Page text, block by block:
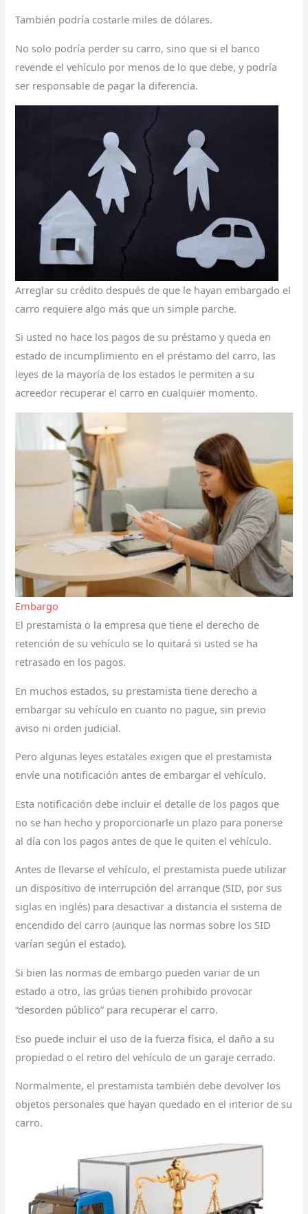
También podría costarle miles de dólares.
No solo podría perder su carro, sino que si el banco
revende el vehículo por menos de lo que debe, y podría
ser responsable de pagar la diferencia.
Arreglar su crédito después de que le hayan embargado el
carro requiere algo más que un simple parche.
Si usted no hace los pagos de su préstamo y queda en
estado de incumplimiento en el préstamo del carro, las
leyes de la mayoría de los estados le permiten a su
acreedor recuperar el carro en cualquier momento.
Embargo
El prestamista o la empresa que tiene el derecho de
retención de su vehículo se lo quitará si usted se ha
retrasado en los pagos.
En muchos estados, su prestamista tiene derecho a
embargar su vehículo en cuanto no pague, sin previo
aviso ni orden judicial.
Pero algunas leyes estatales exigen que el prestamista
envíe una notificación antes de embargar el vehículo.
Esta notificación debe incluir el detalle de los pagos que
no se han hecho y proporcionarle un plazo para ponerse
al día con los pagos antes de que le quiten el vehículo.
Antes de llevarse el vehículo, el prestamista puede utilizar
un dispositivo de interrupción del arranque (SID, por sus
siglas en inglés) para desactivar a distancia el sistema de
encendido del carro (aunque las normas sobre los SID
varían según el estado).
Si bien las normas de embargo pueden variar de un
estado a otro, las grúas tienen prohibido provocar
“desorden público” para recuperar el carro.
Eso puede incluir el uso de la fuerza física, el daño a su
propiedad o el retiro del vehículo de un garaje cerrado.
Normalmente, el prestamista también debe devolver los
objetos personales que hayan quedado en el interior de su
carro.